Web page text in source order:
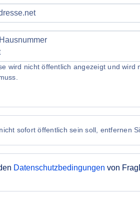
wird nicht öffentlich angezeigt und
sofort öffentlich sein soll, entfernen
Datenschutzbedingungen von